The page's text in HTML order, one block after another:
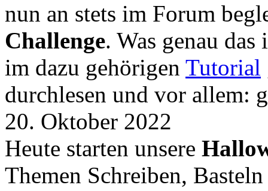
nun an stets im Forum
Challenge. Was genau
im dazu gehörigen Tutorial
durchlesen und vor allem:
20. Oktober 2022
Heute starten unsere
Themen Schreiben,